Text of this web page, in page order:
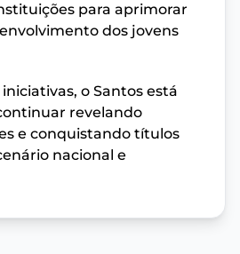
para aprimorar
dos jovens
o Santos está
revelando
e conquistando títulos
nacional e